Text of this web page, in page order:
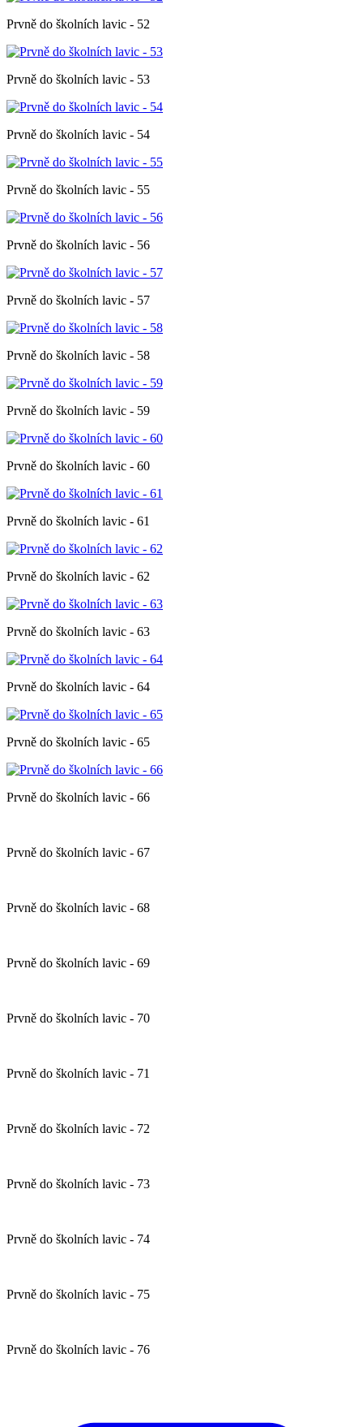
Prvně do školních lavic - 52
Prvně do školních lavic - 53
Prvně do školních lavic - 54
Prvně do školních lavic - 55
Prvně do školních lavic - 56
Prvně do školních lavic - 57
Prvně do školních lavic - 58
Prvně do školních lavic - 59
Prvně do školních lavic - 60
Prvně do školních lavic - 61
Prvně do školních lavic - 62
Prvně do školních lavic - 63
Prvně do školních lavic - 64
Prvně do školních lavic - 65
Prvně do školních lavic - 66
Prvně do školních lavic - 67
Prvně do školních lavic - 68
Prvně do školních lavic - 69
Prvně do školních lavic - 70
Prvně do školních lavic - 71
Prvně do školních lavic - 72
Prvně do školních lavic - 73
Prvně do školních lavic - 74
Prvně do školních lavic - 75
Prvně do školních lavic - 76